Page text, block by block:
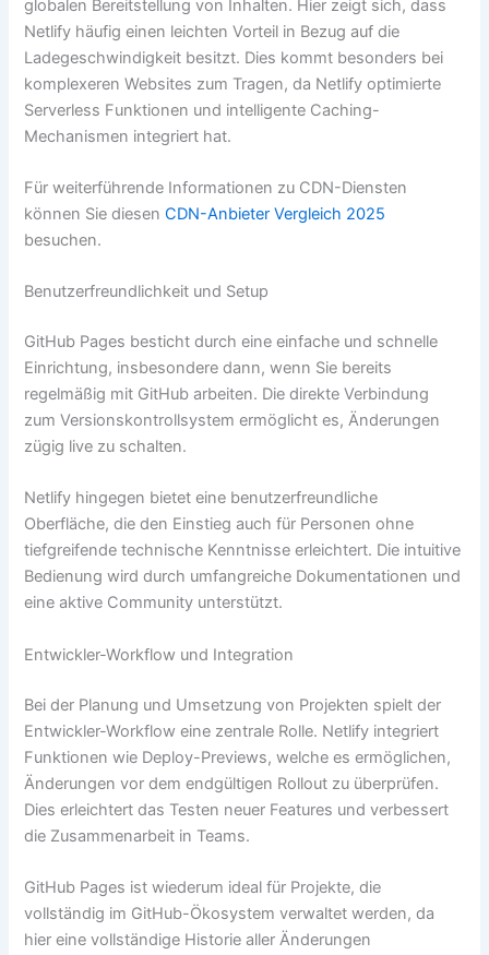
globalen Bereitstellung von Inhalten. Hier zeigt sich, dass
Netlify häufig einen leichten Vorteil in Bezug auf die
Ladegeschwindigkeit besitzt. Dies kommt besonders bei
komplexeren Websites zum Tragen, da Netlify optimierte
Serverless Funktionen und intelligente Caching-
Mechanismen integriert hat.
Für weiterführende Informationen zu CDN-Diensten
können Sie diesenCDN-Anbieter Vergleich 2025
besuchen.
Benutzerfreundlichkeit und Setup
GitHub Pages besticht durch eine einfache und schnelle
Einrichtung, insbesondere dann, wenn Sie bereits
regelmäßig mit GitHub arbeiten. Die direkte Verbindung
zum Versionskontrollsystem ermöglicht es, Änderungen
zügig live zu schalten.
Netlify hingegen bietet eine benutzerfreundliche
Oberfläche, die den Einstieg auch für Personen ohne
tiefgreifende technische Kenntnisse erleichtert. Die intuitive
Bedienung wird durch umfangreiche Dokumentationen und
eine aktive Community unterstützt.
Entwickler-Workflow und Integration
Bei der Planung und Umsetzung von Projekten spielt der
Entwickler-Workflow eine zentrale Rolle. Netlify integriert
Funktionen wie Deploy-Previews, welche es ermöglichen,
Änderungen vor dem endgültigen Rollout zu überprüfen.
Dies erleichtert das Testen neuer Features und verbessert
die Zusammenarbeit in Teams.
GitHub Pages ist wiederum ideal für Projekte, die
vollständig im GitHub-Ökosystem verwaltet werden, da
hier eine vollständige Historie aller Änderungen